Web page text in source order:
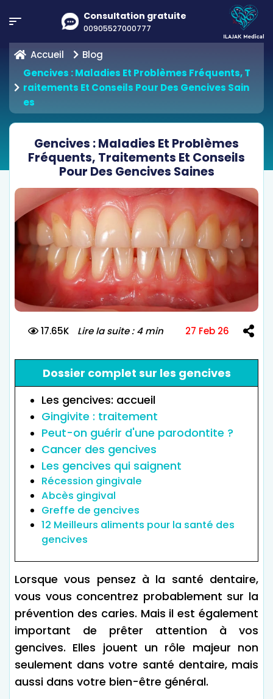
Consultation gratuite
00905527000777
Accueil
Blog
Gencives : Maladies Et Problèmes Fréquents, T
Raitements Et Conseils Pour Des Gencives Sain
Es
Gencives : Maladies Et Problèmes
Fréquents, Traitements Et Conseils
Pour Des Gencives Saines
17.65K Lire la suite : 4 min 27 Feb 26
Dossier complet sur les gencives
Les gencives: accueil
Gingivite : traitement
Peut-on guérir d'une parodontite ?
Cancer des gencives
Les gencives qui saignent
Récession gingivale
Abcès gingival
Greffe de gencives
12 Meilleurs aliments pour la santé des
gencives
Lorsque vous pensez à la santé dentaire,
vous vous concentrez probablement sur la
prévention des caries. Mais il est également
important de prêter attention à vos
gencives. Elles jouent un rôle majeur non
seulement dans votre santé dentaire, mais
aussi dans votre bien-être général.